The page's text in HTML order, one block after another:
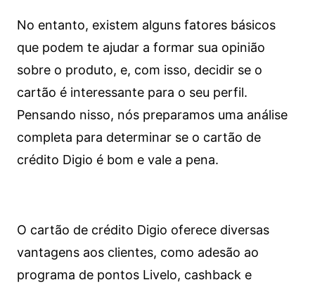
No entanto, existem alguns fatores básicos
que podem te ajudar a formar sua opinião
sobre o produto, e, com isso, decidir se o
cartão é interessante para o seu perfil.
Pensando nisso, nós preparamos uma análise
completa para determinar se o cartão de
crédito Digio é bom e vale a pena.
O cartão de crédito Digio oferece diversas
vantagens aos clientes, como adesão ao
programa de pontos Livelo, cashback e